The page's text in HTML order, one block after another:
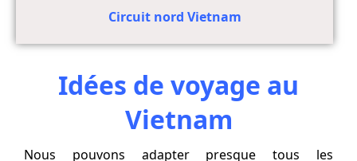
Circuit nord Vietnam
Idées de voyage au
Vietnam
Nous pouvons adapter presque tous les